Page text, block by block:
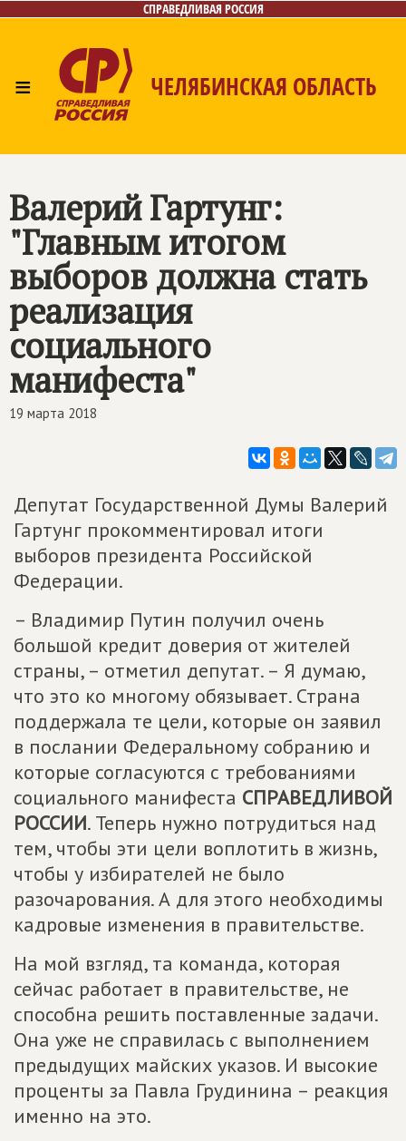
СПРАВЕДЛИВАЯ РОССИЯ
≡ ЧЕЛЯБИНСКАЯ ОБЛАСТЬ
Контакты
Валерий Гартунг:
"Главным итогом
выборов должна стать
реализация
социального
манифеста"
19 марта 2018
Депутат Государственной Думы Валерий
Гартунг прокомментировал итоги
выборов президента Российской
Федерации.
– Владимир Путин получил очень
большой кредит доверия от жителей
страны, – отметил депутат. – Я думаю,
что это ко многому обязывает. Страна
поддержала те цели, которые он заявил
в послании Федеральному собранию и
которые согласуются с требованиями
социального манифеста СПРАВЕДЛИВОЙ
РОССИИ. Теперь нужно потрудиться над
тем, чтобы эти цели воплотить в жизнь,
чтобы у избирателей не было
разочарования. А для этого необходимы
кадровые изменения в правительстве.
На мой взгляд, та команда, которая
сейчас работает в правительстве, не
способна решить поставленные задачи.
Она уже не справилась с выполнением
предыдущих майских указов. И высокие
проценты за Павла Грудинина – реакция
именно на это.